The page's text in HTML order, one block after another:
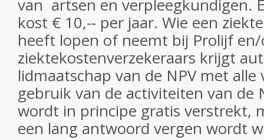
van artsen en verpleegkundigen.
kost € 10,-- per jaar. Wie een
heeft lopen of neemt bij Prolijf
ziektekostenverzekeraars krijgt
lidmaatschap van de NPV met
gebruik van de activiteiten van de
wordt in principe gratis verstrekt,
een lang antwoord vergen wordt